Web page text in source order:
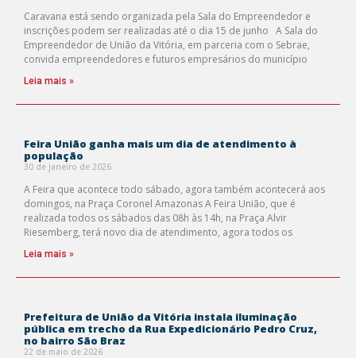
Caravana está sendo organizada pela Sala do Empreendedor e
inscrições podem ser realizadas até o dia 15 de junho A Sala do
Empreendedor de União da Vitória, em parceria com o Sebrae,
convida empreendedores e futuros empresários do município
Leia mais »
Feira União ganha mais um dia de atendimento à
população
30 de janeiro de 2026
A Feira que acontece todo sábado, agora também acontecerá aos
domingos, na Praça Coronel Amazonas A Feira União, que é
realizada todos os sábados das 08h às 14h, na Praça Alvir
Riesemberg, terá novo dia de atendimento, agora todos os
Leia mais »
Prefeitura de União da Vitória instala iluminação
pública em trecho da Rua Expedicionário Pedro Cruz,
no bairro São Braz
22 de maio de 2026